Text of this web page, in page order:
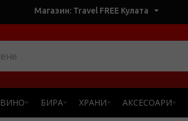
Магазин: Travel FREE Кулата
ВИНО БИРА ХРАНИ АКСЕСОАРИ